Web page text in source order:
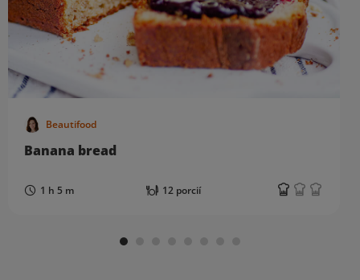
Beautifood
Banana bread
1 h 5 m 12 porcií